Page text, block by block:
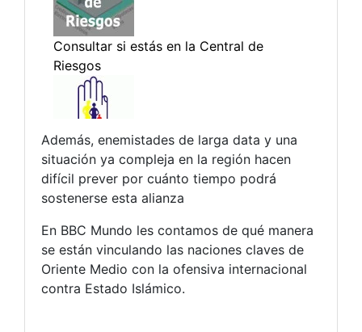
Además, enemistades de larga data y una
situación ya compleja en la región hacen
difícil prever por cuánto tiempo podrá
sostenerse esta alianza
En BBC Mundo les contamos de qué manera
se están vinculando las naciones claves de
Oriente Medio con la ofensiva internacional
contra Estado Islámico.